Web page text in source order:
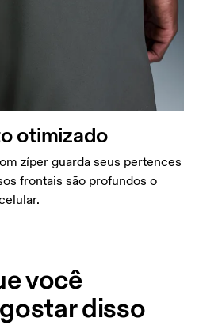
otimizado
zíper guarda seus pertences
frontais são profundos o
você
disso